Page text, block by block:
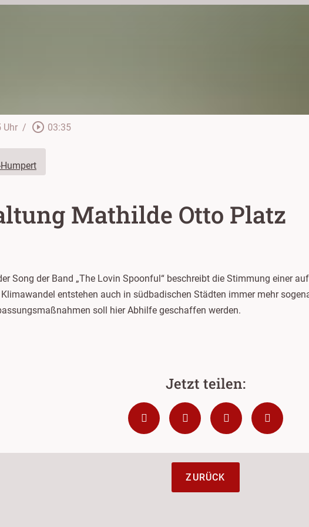
Uhr / play_circle_outline 03:35
Mathilde Otto Platz
Song der Band „The Lovin Spoonful“ beschreibt die Stimmung einer
entstehen auch in südbadischen Städten immer mehr
soll hier Abhilfe geschaffen werden.
ZURÜCK